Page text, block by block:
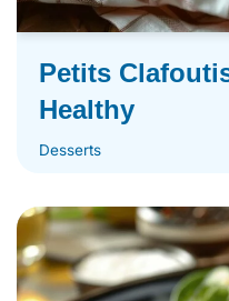
Petits
Healthy
Desserts